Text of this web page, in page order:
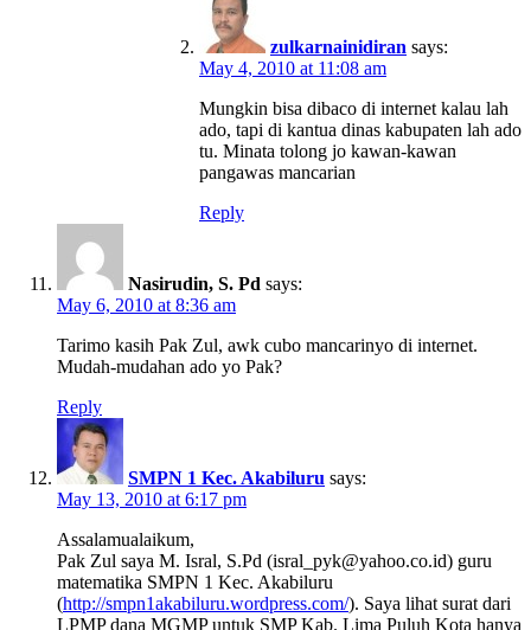
zulkarnainidiran says:
May 4, 2010 at 11:08 am
Mungkin bisa dibaco di internet kalau lah
ado, tapi di kantua dinas kabupaten lah ado
tu. Minata tolong jo kawan-kawan
pangawas mancarian
Reply
Nasirudin, S. Pd says:
May 6, 2010 at 8:36 am
Tarimo kasih Pak Zul, awk cubo mancarinyo di internet.
Mudah-mudahan ado yo Pak?
Reply
SMPN 1 Kec. Akabiluru says:
May 13, 2010 at 6:17 pm
Assalamualaikum,
Pak Zul saya M. Isral, S.Pd (isral_pyk@yahoo.co.id) guru
matematika SMPN 1 Kec. Akabiluru
(http://smpn1akabiluru.wordpress.com/). Saya lihat surat dari
LPMP dana MGMP untuk SMP Kab. Lima Puluh Kota hanya